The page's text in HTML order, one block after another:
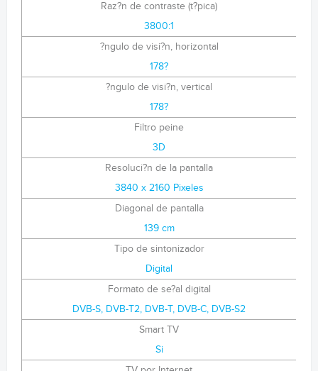
Raz?n de contraste (t?pica)
3800:1
?ngulo de visi?n, horizontal
178?
?ngulo de visi?n, vertical
178?
Filtro peine
3D
Resoluci?n de la pantalla
3840 x 2160 Pixeles
Diagonal de pantalla
139 cm
Tipo de sintonizador
Digital
Formato de se?al digital
DVB-S, DVB-T2, DVB-T, DVB-C, DVB-S2
Smart TV
Si